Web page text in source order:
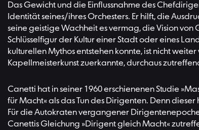
Das Gewicht und die Einflussnahme des
Identität seines/ihres Orchesters. Er hilft, die
seine geistige Wachheit es vermag, die Vision
Schlüsselfigur der Kultur einer Stadt oder eines
kulturellen Mythos entstehen konnte, ist nicht
Kapellmeisterkunst zuerkannte, durchaus
Canetti hat in seiner 1960 erschienenen Studie
für Macht« als das Tun des Dirigenten. Denn
Für die Autokraten vergangener
Canettis Gleichung »Dirigent gleich Macht«